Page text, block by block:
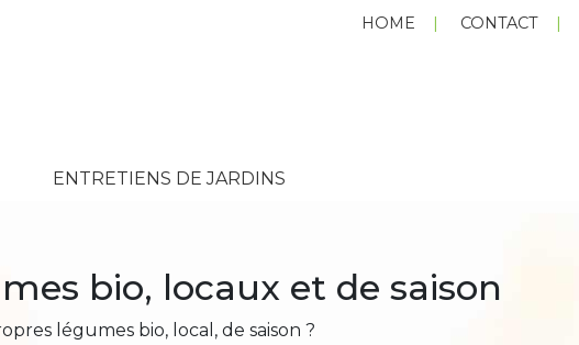
HOME CONTACT
ENTRETIENS DE JARDINS
bio, locaux et de saison
légumes bio, local, de saison ?